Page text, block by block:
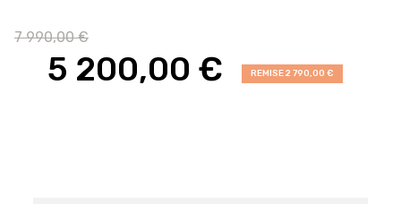
7 990,00 €
5 200,00 € REMISE 2 790,00 €